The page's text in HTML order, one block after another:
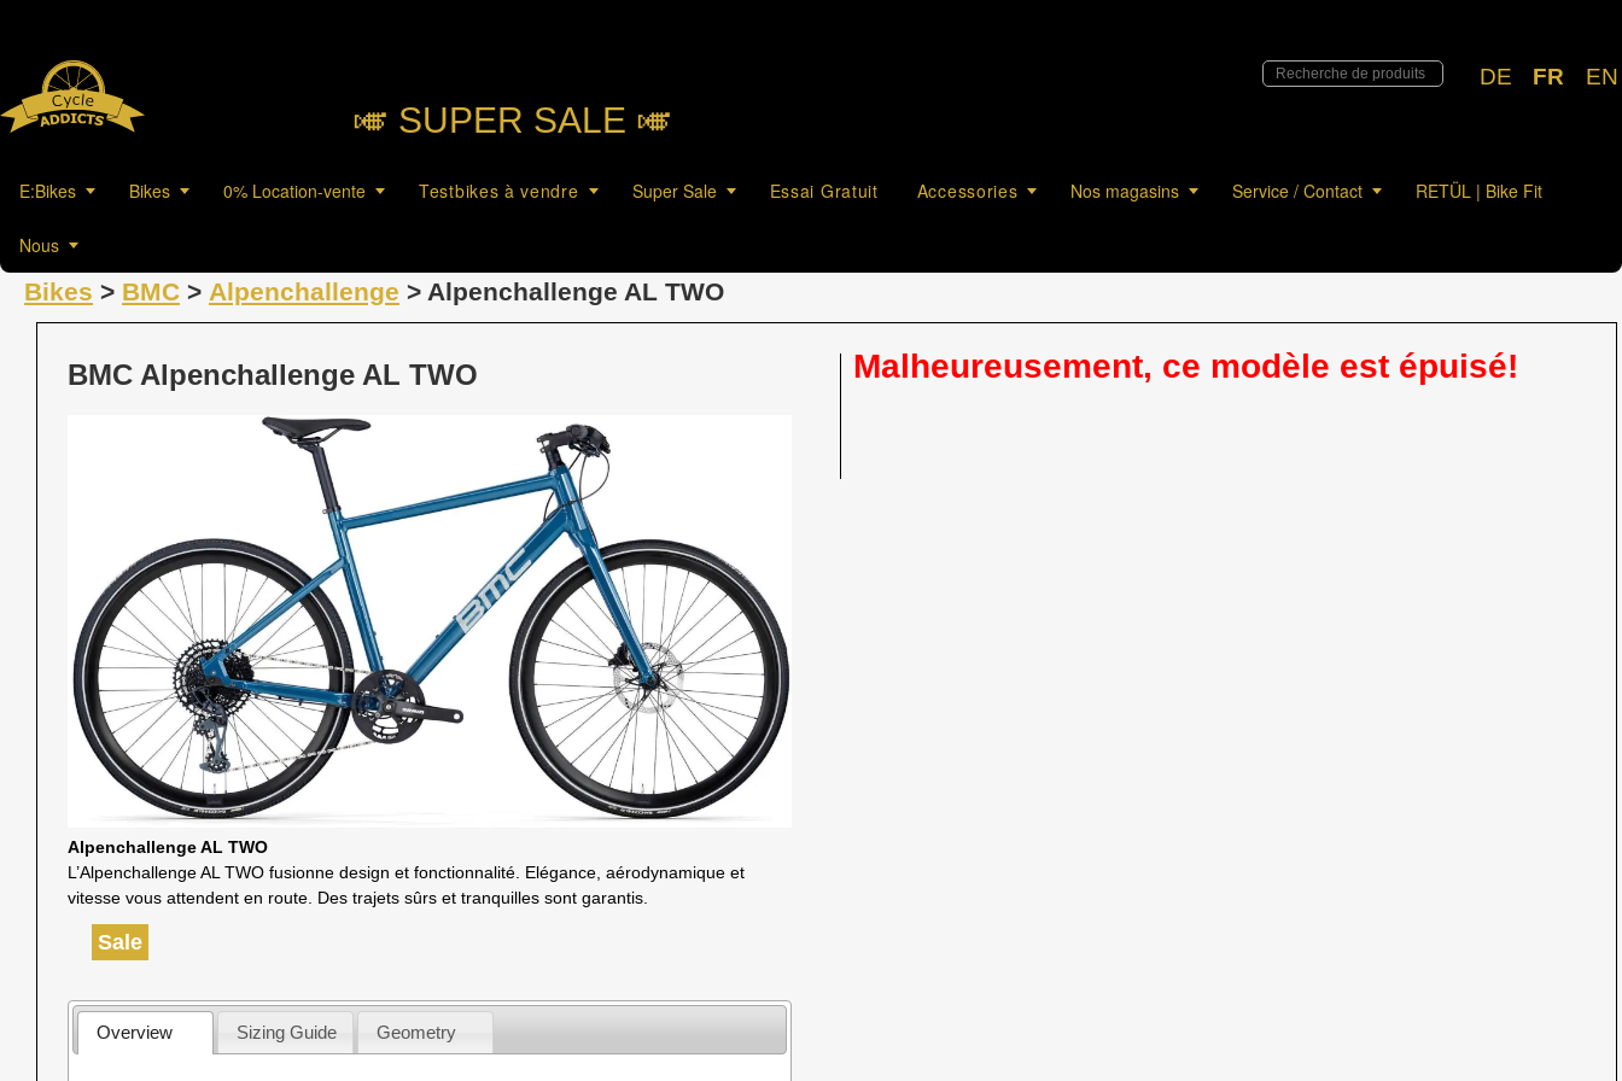
DE FR EN
🎺︎ SUPER SALE 🎺︎
E:Bikes Bikes 0% Location-vente Testbikes à vendre Super Sale Essai Gratuit Accessories Nos magasins Service / Contact RETÜL | Bike Fit
Nous
Bikes > BMC > Alpenchallenge > Alpenchallenge AL TWO
BMC Alpenchallenge AL TWO
Alpenchallenge AL TWO
L’Alpenchallenge AL TWO fusionne design et fonctionnalité. Elégance, aérodynamique et
vitesse vous attendent en route. Des trajets sûrs et tranquilles sont garantis.
Sale
Overview Sizing Guide Geometry
Malheureusement, ce modèle est épuisé!